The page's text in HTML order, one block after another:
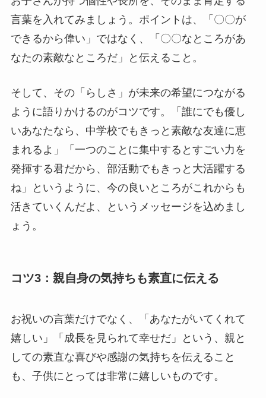
言葉を入れてみましょう。ポイントは、「〇〇が
できるから偉い」ではなく、「〇〇なところがあ
なたの素敵なところだ」と伝えること。
そして、その「らしさ」が未来の希望につながる
ように語りかけるのがコツです。「誰にでも優し
いあなたなら、中学校でもきっと素敵な友達に恵
まれるよ」「一つのことに集中するとすごい力を
発揮する君だから、部活動でもきっと大活躍する
ね」というように、今の良いところがこれからも
活きていくんだよ、というメッセージを込めまし
ょう。
コツ3：親自身の気持ちも素直に伝える
お祝いの言葉だけでなく、「あなたがいてくれて
嬉しい」「成長を見られて幸せだ」という、親と
しての素直な喜びや感謝の気持ちを伝えること
も、子供にとっては非常に嬉しいものです。